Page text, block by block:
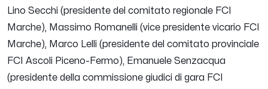
Lino Secchi (presidente del comitato regionale FCI
Marche), Massimo Romanelli (vice presidente vicario FCI
Marche), Marco Lelli (presidente del comitato provinciale
FCI Ascoli Piceno-Fermo), Emanuele Senzacqua
(presidente della commissione giudici di gara FCI